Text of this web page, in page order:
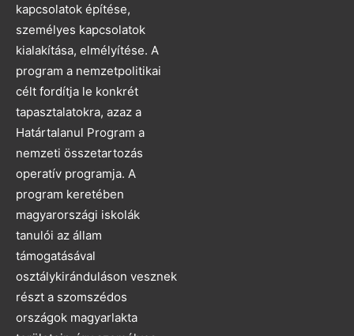
kapcsolatok építése,
személyes kapcsolatok
kialakítása, elmélyítése. A
program a nemzetpolitikai
célt fordítja le konkrét
tapasztalatokra, azaz a
Határtalanul Program a
nemzeti összetartozás
operatív programja. A
program keretében
magyarországi iskolák
tanulói az állam
támogatásával
osztálykiránduláson vesznek
részt a szomszédos
országok magyarlakta